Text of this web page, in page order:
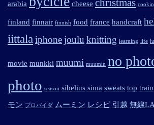
arabia cheese christmas
finland finnair finnish food france handcraft
iittalaiphonejoulu knitting learning life
movie munkki muumi muumin no
photo season sibelius sima sweats top train
モン プロバイダ ムーミン レシピ 引越 無線